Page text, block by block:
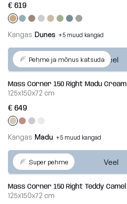
€ 619
Kangas Dunes +5 muud kangad
Veel
Pehme ja mõnus katsuda
Mass Corner 150 Right Madu Cream
125x150x72 cm
€ 649
Kangas Madu +5 muud kangad
Veel
Super pehme
Mass Corner 150 Right Teddy Camel
125x150x72 cm